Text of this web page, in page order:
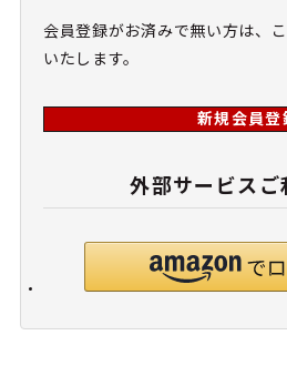
会員登録がお済みで無い方は、
いたします。
新規会員登
外部サービスご